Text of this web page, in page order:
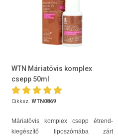
WTN Máriatövis komplex
csepp 50ml
Cikksz. WTN0869
Máriatövis komplex csepp étrend-
kiegészítő liposzómába zárt